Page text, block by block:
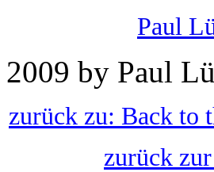
Paul
by Paul
zurück zu: Back to
zurück